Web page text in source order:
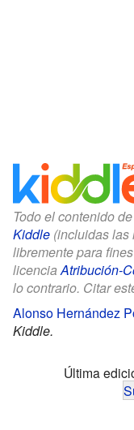
Todo el contenido
Kiddle (incluidas las
libremente para
licenciaAtribución-
lo contrario. Citar
Alonso Hernández
Kiddle.
Última